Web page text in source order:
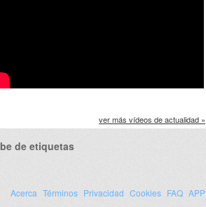
ver más vídeos de actualidad »
de etiquetas
Acerca Términos Privacidad Cookies FAQ APP